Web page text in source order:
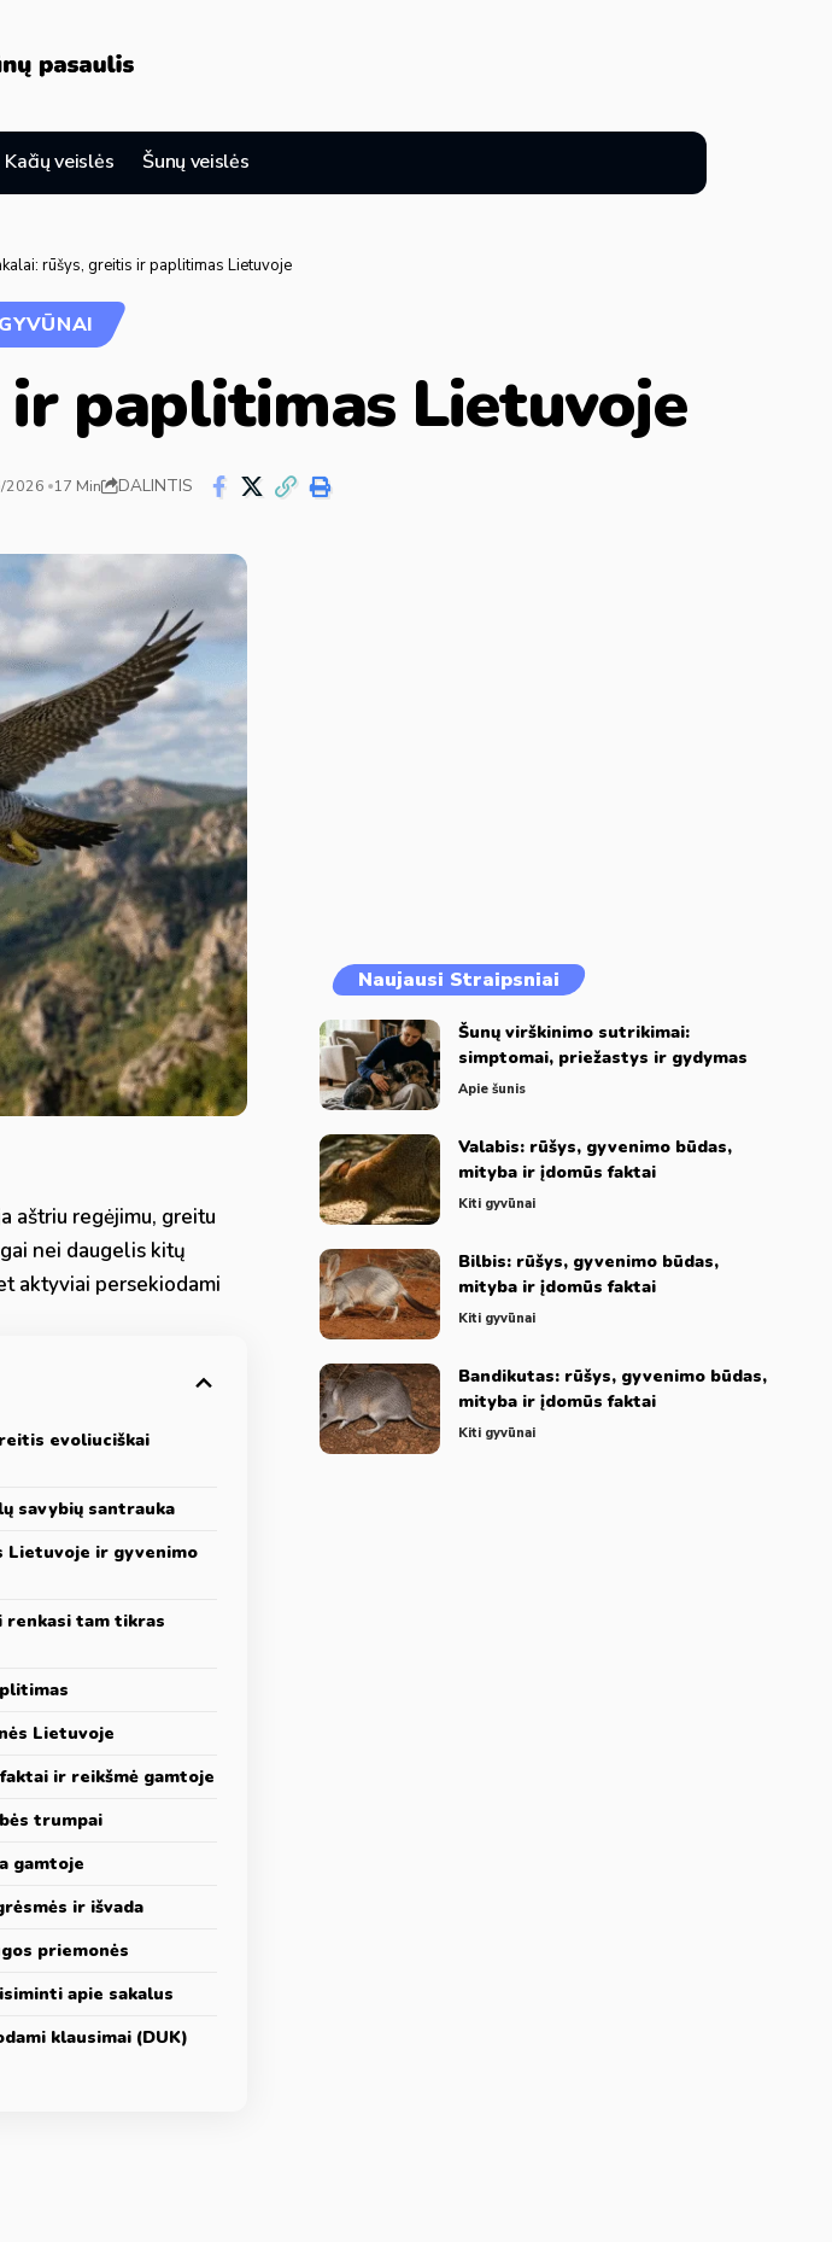
Kačių veislės Šunų veislės
rūšys, greitis ir paplitimas Lietuvoje
paplitimas Lietuvoje
2026 17 Min DALINTIS
aštriu regėjimu, greitu
nei daugelis kitų
aktyviai persekiodami
evoliuciškai
savybių santrauka
Lietuvoje ir gyvenimo
renkasi tam tikras
Lietuvoje
ir reikšmė gamtoje
trumpai
gamtoje
ir išvada
priemonės
apie sakalus
klausimai (DUK)
Naujausi Straipsniai
Šunų virškinimo sutrikimai:
simptomai, priežastys ir gydymas
Apie šunis
Valabis: rūšys, gyvenimo būdas,
mityba ir įdomūs faktai
Kiti gyvūnai
Bilbis: rūšys, gyvenimo būdas,
mityba ir įdomūs faktai
Kiti gyvūnai
Bandikutas: rūšys, gyvenimo būdas,
mityba ir įdomūs faktai
Kiti gyvūnai